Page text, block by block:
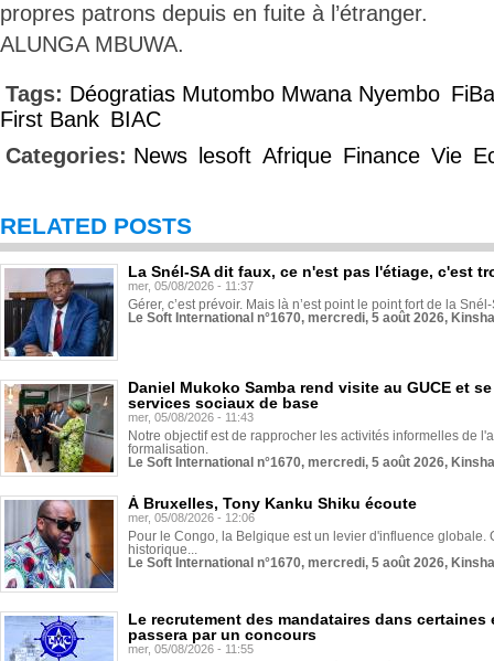
propres patrons depuis en fuite à l’étranger.
ALUNGA MBUWA.
Tags: Déogratias Mutombo Mwana Nyembo
First Bank BIAC
Categories: News lesoft Afrique Finance Vie
RELATED POSTS
La Snél-SA dit faux, ce n'est pas l'étiage, c'est
mer, 05/08/2026 - 11:37
Gérer, c’est prévoir. Mais là n’est point le point fort de la
Le Soft International n°1670, mercredi, 5 août 2026,
Daniel Mukoko Samba rend visite au GUCE et
services sociaux de base
mer, 05/08/2026 - 11:43
Notre objectif est de rapprocher les activités informelles de
formalisation.
Le Soft International n°1670, mercredi, 5 août 2026,
À Bruxelles, Tony Kanku Shiku écoute
mer, 05/08/2026 - 12:06
Pour le Congo, la Belgique est un levier d'influence globale.
historique...
Le Soft International n°1670, mercredi, 5 août 2026,
Le recrutement des mandataires dans
passera par un concours
mer, 05/08/2026 - 11:55